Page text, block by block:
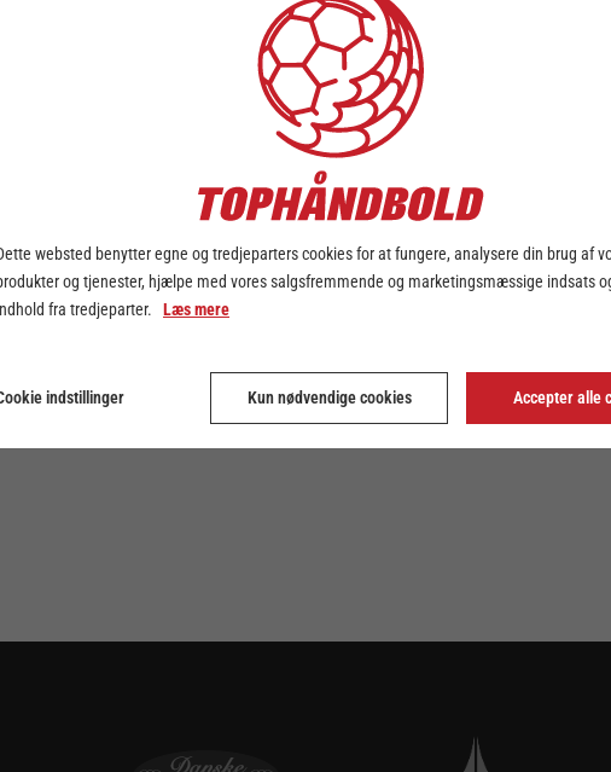
billetter til en enestående håndbold-dag
her.
Bjerringbro-Silkeborg - Aalborg
websted benytter egne og tredjeparters cookies for at fungere, analysere din brug af
og tjenester, hjælpe med vores salgsfremmende og marketingsmæssige indsats
fra tredjeparter. Læs mere
indstillinger Kun nødvendige cookies Accepter alle